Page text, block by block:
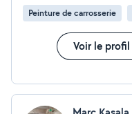
Peinture de carrosserie
Voir le profil